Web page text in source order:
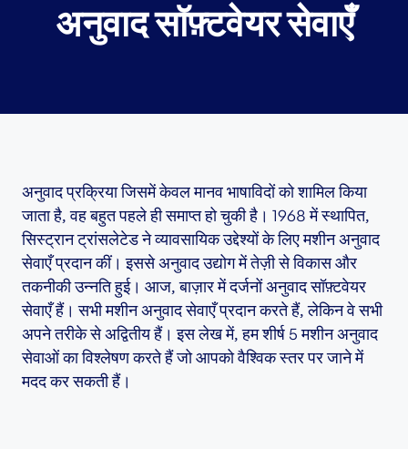
अनुवाद सॉफ़्टवेयर सेवाएँ
अनुवाद प्रक्रिया जिसमें केवल मानव भाषाविदों को शामिल किया
जाता है, वह बहुत पहले ही समाप्त हो चुकी है। 1968 में स्थापित,
सिस्ट्रान ट्रांसलेटेड ने व्यावसायिक उद्देश्यों के लिए मशीन अनुवाद
सेवाएँ प्रदान कीं। इससे अनुवाद उद्योग में तेज़ी से विकास और
तकनीकी उन्नति हुई। आज, बाज़ार में दर्जनों अनुवाद सॉफ़्टवेयर
सेवाएँ हैं। सभी मशीन अनुवाद सेवाएँ प्रदान करते हैं, लेकिन वे सभी
अपने तरीके से अद्वितीय हैं। इस लेख में, हम शीर्ष 5 मशीन अनुवाद
सेवाओं का विश्लेषण करते हैं जो आपको वैश्विक स्तर पर जाने में
मदद कर सकती हैं।